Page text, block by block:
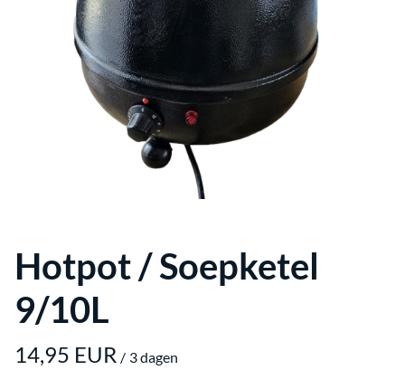
Bruiloft
Hotpot / Soepketel
9/10L
/